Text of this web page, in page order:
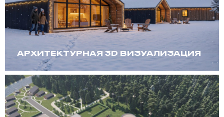
АРХИТЕКТУРНАЯ 3D ВИЗУАЛИЗАЦИЯ